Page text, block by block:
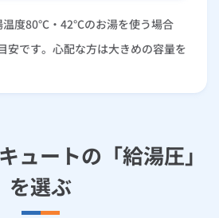
度80℃・42℃のお湯を使う場合
安です。心配な方は大きめの容量を
ュートの「給湯圧」
を選ぶ